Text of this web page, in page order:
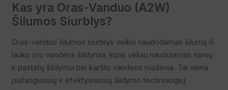
Kas yra Oras-Vanduo (A2W)
Šilumos Siurblys?
Oras-vanduo šilumos siurblys veikia naudodamas šilumą iš
lauko oro vandens šildymui, kuris vėliau naudojamas namų
ir pastatų šildymui bei karšto vandens ruošimui. Tai viena
pažangiausių ir efektyviausių šildymo technologijų